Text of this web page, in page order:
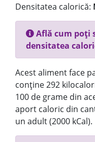
Densitatea calorică:
Află cum poți
densitatea
Acest aliment face
conține 292
100 de grame din
aport caloric din
un adult (2000 kCal).